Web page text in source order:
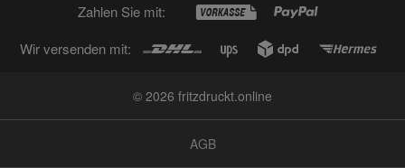
Zahlen Sie mit:
Wir versenden mit:
© 2026 fritzdruckt.online
AGB